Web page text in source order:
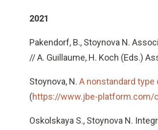
2021
Pakendorf, B., Stoynova N.
// A. Guillaume, H. Koch (Eds.)
Stoynova, N. A nonstandard type
(https://www.jbe-
Oskolskaya S., Stoynova N.